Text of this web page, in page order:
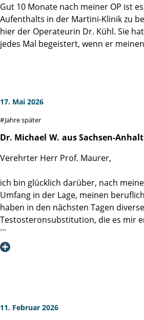
Gut 10 Monate nach meiner OP ist
Aufenthalts in der Martini-Klinik zu
hier der Operateurin Dr. Kühl. Sie
jedes Mal begeistert, wenn er
17. Mai 2026
Jahre später
Dr. Michael W. aus Sachsen-Anhalt
Verehrter Herr Prof. Maurer,
ich bin glücklich darüber, nach
Umfang in der Lage, meinen
haben in den nächsten Tagen
Testosteronsubstitution, die es mir
Durch meine Frau, welche
11. Februar 2026